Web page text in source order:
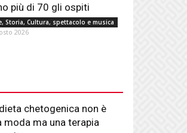
più di 70 gli ospiti
Storia, Cultura, spettacolo e musica
2026
chetogenica non è
moda ma una terapia